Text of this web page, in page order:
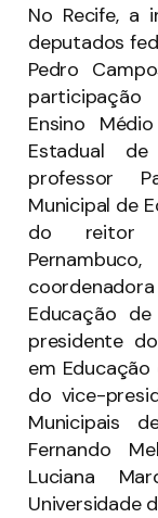
No Recife, a
deputados
Pedro
Ensino
Estadual de
professor
Municipal de
do reitor
Educação
presidente
em Educação
do vice-
Municipais
Fernando
Luciana
Universidade